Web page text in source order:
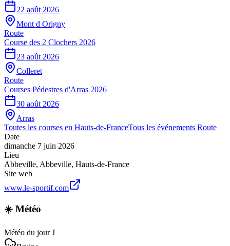
22 août 2026
Mont d Origny
Route
Course des 2 Clochers 2026
23 août 2026
Colleret
Route
Courses Pédestres d'Arras 2026
30 août 2026
Arras
Toutes les courses en Hauts-de-FranceTous les événements Route
Date
dimanche 7 juin 2026
Lieu
Abbeville, Abbeville, Hauts-de-France
Site web
www.le-sportif.com
☀️ Météo
Météo du jour J